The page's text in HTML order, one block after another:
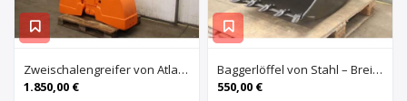
Zweischalengreifer von Atlas – Breite 40 cm
1.850,00 €
Baggerlöffel von Stahl – Breite 60 cm
550,00 €